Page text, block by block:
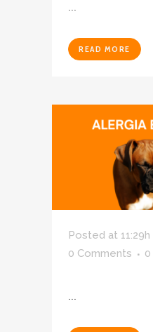
...
READ MORE
Posted at 11:29h
0 Comments
0
...